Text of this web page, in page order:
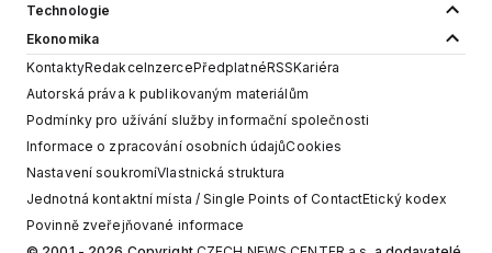
Technologie
Ekonomika
KontaktyRedakceInzercePředplatnéRSSKariéra
Autorská práva k publikovaným materiálům
Podmínky pro užívání služby informační společnosti
Informace o zpracování osobních údajůCookies
Nastavení soukromíVlastnická struktura
Jednotná kontaktní místa / Single Points of ContactEtický kodex
Povinně zveřejňované informace